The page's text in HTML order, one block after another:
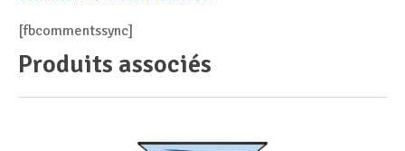
[fbcommentssync]
Produits associés